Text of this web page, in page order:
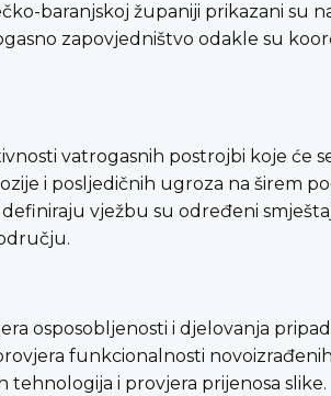
baranjskoj županiji prikazani su
zapovjedništvo odakle su
vatrogasnih postrojbi koje će
i posljedičnih ugroza na širem
vježbu su određeni
osposobljenosti i djelovanja
funkcionalnosti
i provjera prijenosa slike.